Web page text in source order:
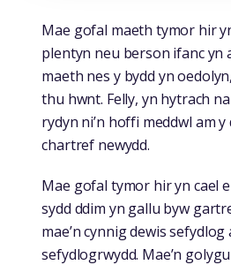
Mae gofal maeth tymor hir
plentyn neu berson ifanc yn
maeth nes y bydd yn
thu hwnt. Felly, yn hytrach
rydyn ni’n hoffi meddwl am
chartref newydd.
Mae gofal tymor hir yn cael
sydd ddim yn gallu byw
mae’n cynnig dewis sefydlog
sefydlogrwydd. Mae’n